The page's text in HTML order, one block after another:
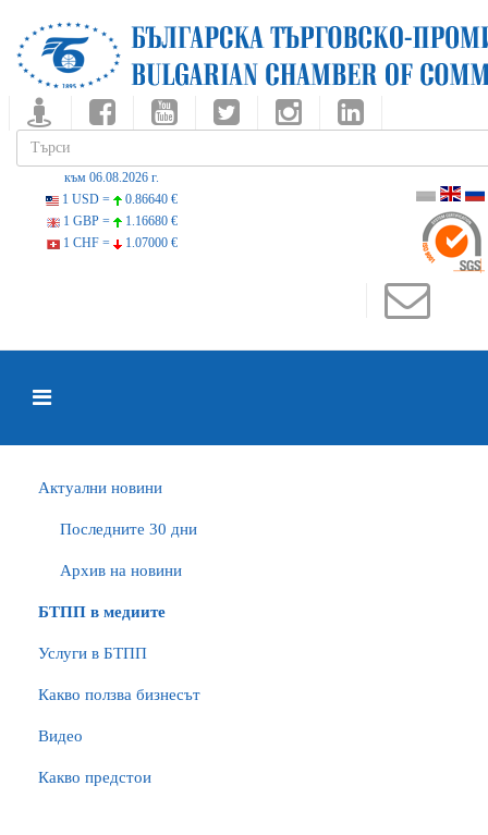
към 06.08.2026 г.
1 USD =
0.86640 €
1 GBP =
1.16680 €
1 CHF =
1.07000 €
Актуални новини
Последните 30 дни
Архив на новини
БTПП в медиите
Услуги в БТПП
Какво ползва бизнесът
Видео
Какво предстои